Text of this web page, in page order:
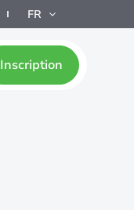
FR
Inscription